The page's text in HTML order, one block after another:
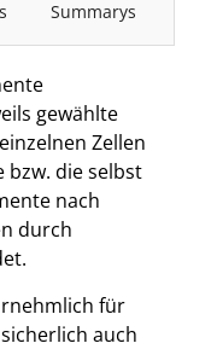
Summarys
gewählte
Zellen
bzw. die selbst
nach
durch
für
auch